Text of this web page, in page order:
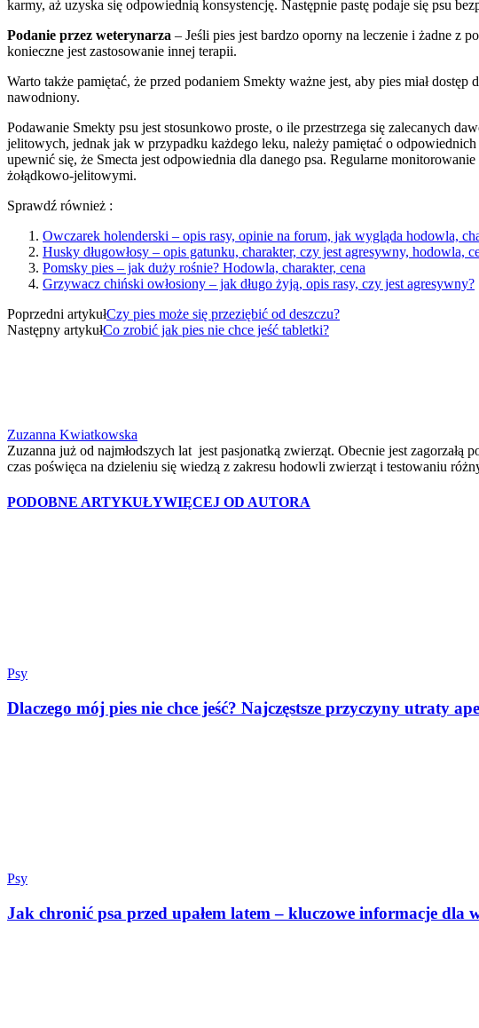
karmy, aż uzyska się odpowiednią konsystencję. Następnie pastę podaje się psu
Podanie przez weterynarza – Jeśli pies jest bardzo oporny na leczenie i żadne z
konieczne jest zastosowanie innej terapii.
Warto także pamiętać, że przed podaniem Smekty ważne jest, aby pies miał
nawodniony.
Podawanie Smekty psu jest stosunkowo proste, o ile przestrzega się zalecanych
jelitowych, jednak jak w przypadku każdego leku, należy pamiętać o
upewnić się, że Smecta jest odpowiednia dla danego psa. Regularne
żołądkowo-jelitowymi.
Sprawdź również :
Owczarek holenderski – opis rasy, opinie na forum, jak wygląda hodowla,
Husky długowłosy – opis gatunku, charakter, czy jest agresywny, hodowla,
Pomsky pies – jak duży rośnie? Hodowla, charakter, cena
Grzywacz chiński owłosiony – jak długo żyją, opis rasy, czy jest agresywny?
Poprzedni artykułCzy pies może się przeziębić od deszczu?
Następny artykułCo zrobić jak pies nie chce jeść tabletki?
Zuzanna Kwiatkowska
Zuzanna już od najmłodszych lat jest pasjonatką zwierząt. Obecnie jest
czas poświęca na dzieleniu się wiedzą z zakresu hodowli zwierząt i testowaniu
PODOBNE ARTYKUŁYWIĘCEJ OD AUTORA
Psy
Dlaczego mój pies nie chce jeść? Najczęstsze przyczyny utraty
Psy
Jak chronić psa przed upałem latem – kluczowe informacje dla